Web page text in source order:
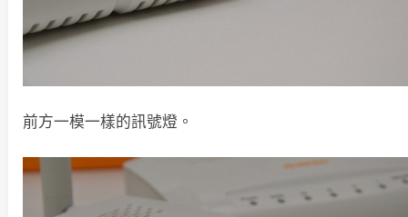
前方一模一樣的訊號燈。